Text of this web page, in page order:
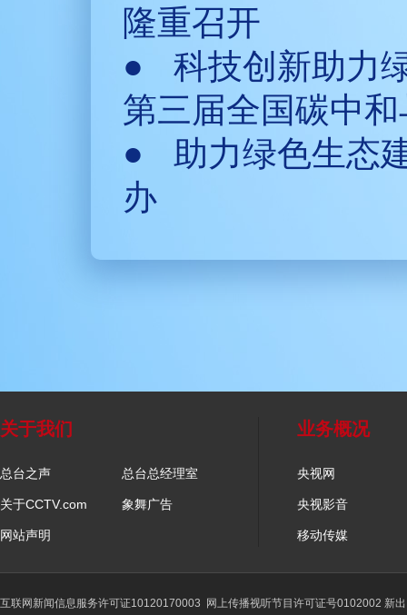
隆重召开
● 科技创新助力
第三届全国碳中
● 助力绿色生态
办
关于我们
总台之声 总台总经理室
关于CCTV.com 象舞广告
网站声明
业务概况
央视网
央视影音
移动传媒
互联网新闻信息服务许可证10120170003 网上传播视听节目许可证号0102002 新